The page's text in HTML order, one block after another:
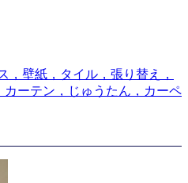
壁紙，タイル，張り替え，
ーテン，じゅうたん，カーペ